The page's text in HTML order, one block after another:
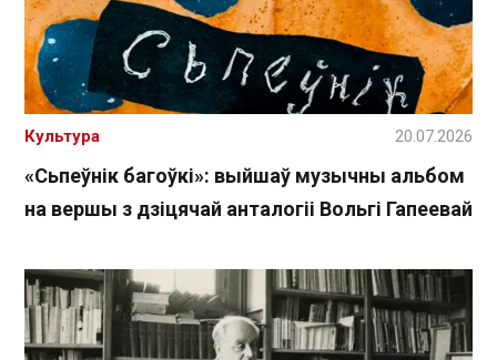
«Сьпеўнік багоўкі»: выйшаў музычны альбом
на вершы з дзіцячай анталогіі Вольгі Гапеевай
Культура 20.07.2026